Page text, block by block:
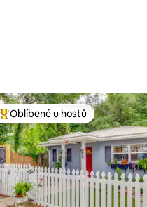
Nejlepší v kategorii Oblíbené u
Oblíbené u hostů